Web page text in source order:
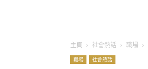
主頁 社會熱話 職場
職場 社會熱話